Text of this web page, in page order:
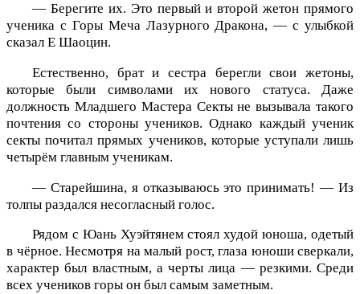
— Берегите их. Это первый и второй жетон прямого
ученика с Горы Меча Лазурного Дракона, — с улыбкой
сказал Е Шаоцин.
Естественно, брат и сестра берегли свои жетоны,
которые были символами их нового статуса. Даже
должность Младшего Мастера Секты не вызывала такого
почтения со стороны учеников. Однако каждый ученик
секты почитал прямых учеников, которые уступали лишь
четырём главным ученикам.
— Старейшина, я отказываюсь это принимать! — Из
толпы раздался несогласный голос.
Рядом с Юань Хуэйтянем стоял худой юноша, одетый
в чёрное. Несмотря на малый рост, глаза юноши сверкали,
характер был властным, а черты лица — резкими. Среди
всех учеников горы он был самым заметным.